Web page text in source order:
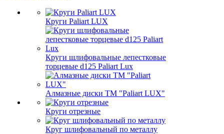
Круги Paliart LUX
Круги шлифовальные лепестковые
торцевые d125 Paliart Lux
Алмазные диски ТМ "Paliart LUX"
Круги отрезные
Круг шлифовальный по металлу